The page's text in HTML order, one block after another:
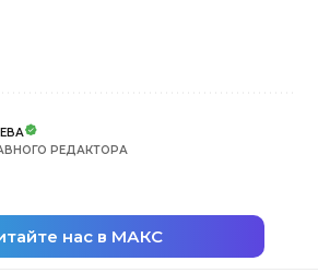
РЕДАКТОРА
нас в МАКС